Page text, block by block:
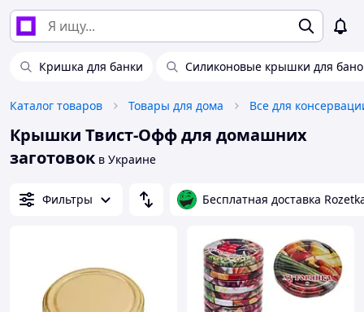
Кришка для банки Силиконовые крышки для
Каталог товаров Товары для дома Все для
Крышки Твист-Офф для домашних
заготовок в Украине
Фильтры Бесплатная доставка